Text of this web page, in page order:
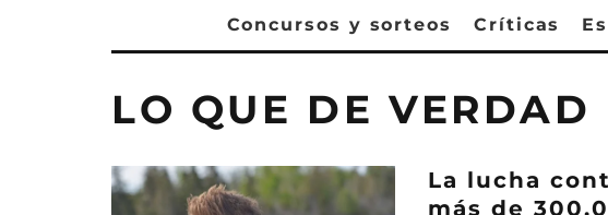
Concursos y sorteos Críticas
LO QUE DE VERDAD
La lucha
más de